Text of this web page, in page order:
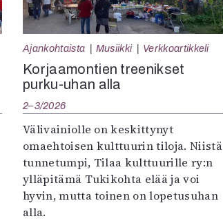
Ajankohtaista Musiikki Verkkoartikkeli
Korjaamontien treenikset
purku-uhan alla
2–3/2026
Välivainiolle on keskittynyt
omaehtoisen kulttuurin tiloja. Niistä
tunnetumpi, Tilaa kulttuurille ry:n
ylläpitämä Tukikohta elää ja voi
hyvin, mutta toinen on lopetusuhan
alla.